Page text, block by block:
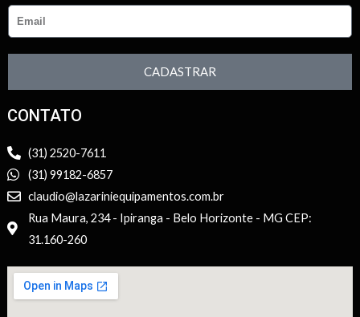
CADASTRAR
CONTATO
(31) 2520-7611
(31) 99182-6857
claudio@lazariniequipamentos.com.br
Rua Maura, 234 - Ipiranga - Belo Horizonte - MG CEP:
31.160-260